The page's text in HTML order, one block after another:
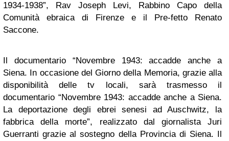
1934-1938”, Rav Joseph Levi, Rabbino Capo della
Comunità ebraica di Firenze e il Pre-fetto Renato
Saccone.
Il documentario “Novembre 1943: accadde anche a
Siena. In occasione del Giorno della Memoria, grazie alla
disponibilità delle tv locali, sarà trasmesso il
documentario “Novembre 1943: accadde anche a Siena.
La deportazione degli ebrei senesi ad Auschwitz, la
fabbrica della morte”, realizzato dal giornalista Juri
Guerranti grazie al sostegno della Provincia di Siena. Il